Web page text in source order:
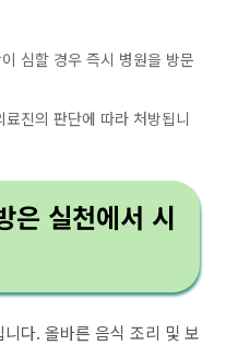
심할 경우 즉시 병원을 방문
진의 판단에 따라 처방됩니
은 실천에서 시
다. 올바른 음식 조리 및 보